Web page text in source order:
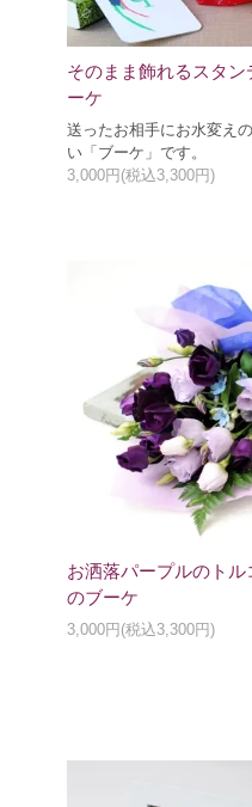
そのまま飾れるスタン
ーケ
送ったお相手にお水変え
い「ブーケ」です。
3,000円(税込3,300円)
お洒落パープルのトル
のブーケ
3,000円(税込3,300円)